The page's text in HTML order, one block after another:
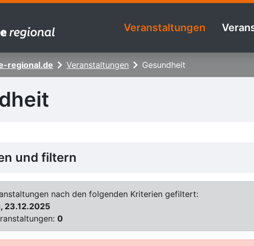
Veranstaltungen
regional.de Veranstaltungen Gesundheit
und filtern
nach den folgenden Kriterien gefiltert:
23.12.2025
0